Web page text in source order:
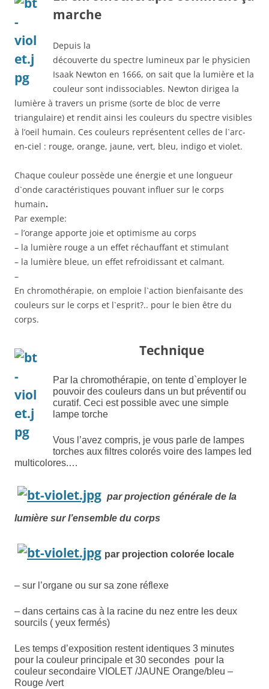
marche
Depuis la
découverte du spectre lumineux par le physicien
Isaak Newton en 1666, on sait que la lumière et la
couleur sont indissociables. Newton dirigea la
lumière à travers un prisme (sorte de bloc de verre
triangulaire) et rendit ainsi les couleurs du spectre visibles
à l’oeil humain. Ces couleurs représentent celles de l`arc-
en-ciel : rouge, orange, jaune, vert, bleu, indigo et violet.
Chaque couleur possède une énergie et une longueur
d`onde caractéristiques pouvant influer sur le corps
humain.
Par exemple:
– l’orange apporte joie et optimisme au corps
– la lumière rouge a un effet réchauffant et stimulant
– la lumière bleue, un effet refroidissant et calmant.
–
En chromothérapie, on emploie l`action bienfaisante des
couleurs sur le corps et l`esprit?.. pour le bien être du
corps.
Technique
Par la chromothérapie, on tente d`employer le
pouvoir des couleurs dans un but préventif ou
curatif. Ceci est possible avec une simple
lampe torche
Vous l’avez compris, je vous parle de lampes
torches aux filtres colorés voire des lampes led
multicolores.…
par projection générale de la
lumière sur l’ensemble du corps
par projection colorée locale
– sur l’organe ou sur sa zone réflexe
– dans certains cas à la racine du nez entre les deux
sourcils ( yeux fermés)
Les temps d’exposition restent identiques 3 minutes
pour la couleur principale et 30 secondes pour la
couleur secondaire VIOLET /JAUNE Orange/bleu –
Rouge /vert